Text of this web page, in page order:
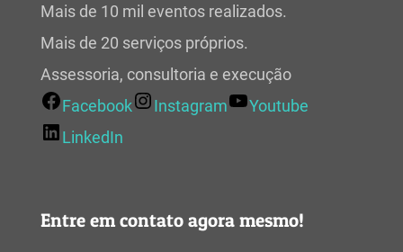
Mais de 10 mil eventos realizados.
Mais de 20 serviços próprios.
Assessoria, consultoria e execução
Facebook
Instagram
Youtube
LinkedIn
Entre em contato agora mesmo!